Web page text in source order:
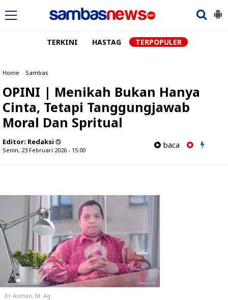
TERKINI HASTAG TERPOPULER
Home » Sambas
OPINI | Menikah Bukan Hanya
Cinta, Tetapi Tanggungjawab
Moral Dan Spritual
Editor: Redaksi
Senin, 23 Februari 2026 - 15.00
baca
Dr Asman, M. Ag